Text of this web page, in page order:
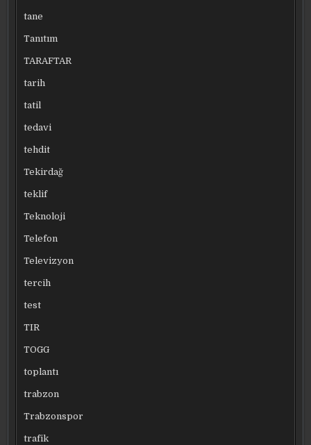
tane
Tanıtım
TARAFTAR
tarih
tatil
tedavi
tehdit
Tekirdağ
teklif
Teknoloji
Telefon
Televizyon
tercih
test
TIR
TOGG
toplantı
trabzon
Trabzonspor
trafik